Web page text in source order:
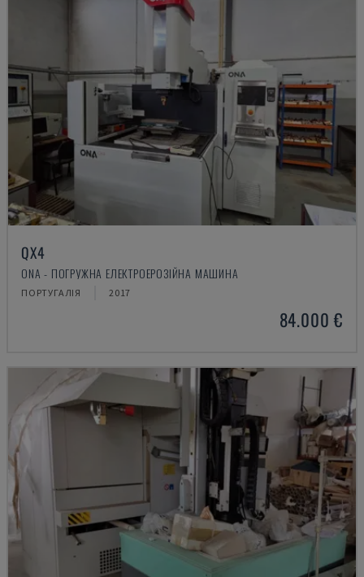
QX4
ONA - ПОГРУЖНА ЕЛЕКТРОЕРОЗІЙНА МАШИНА
ПОРТУГАЛІЯ 2017
84.000 €